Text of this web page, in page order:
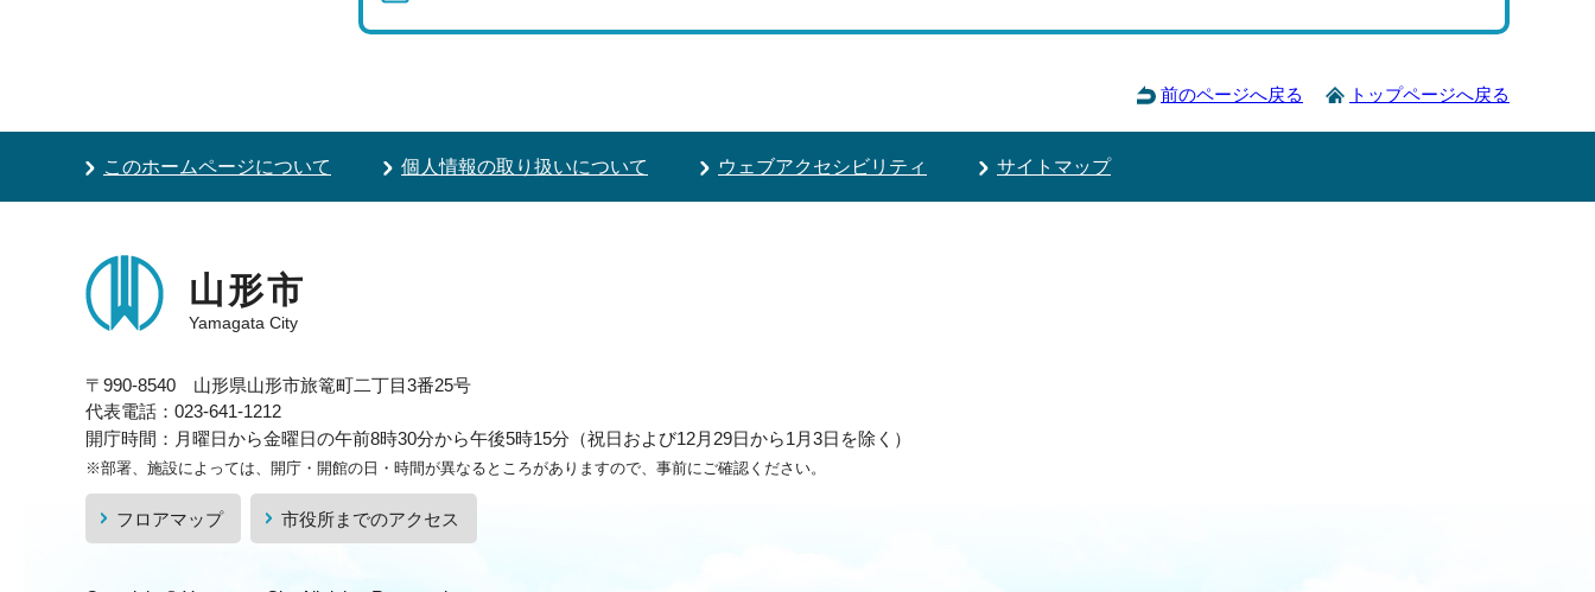
前のページへ戻る トップページへ戻る
このホームページについて 個人情報の取り扱いについて ウェブアクセシビリティ サイトマップ
山形市
Yamagata City
〒990-8540 山形県山形市旅篭町二丁目3番25号
代表電話：023-641-1212
開庁時間：月曜日から金曜日の午前8時30分から午後5時15分（祝日および12月29日から1月3日を除く）
※部署、施設によっては、開庁・開館の日・時間が異なるところがありますので、事前にご確認ください。
フロアマップ 市役所までのアクセス